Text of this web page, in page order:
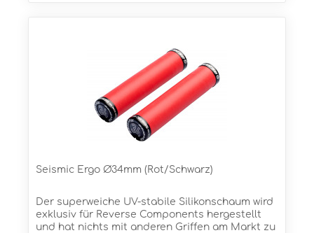
Seismic Ergo Ø34mm (Rot/Schwarz)
Der superweiche UV-stabile Silikonschaum wird
exklusiv für Reverse Components hergestellt
und hat nichts mit anderen Griffen am Markt zu